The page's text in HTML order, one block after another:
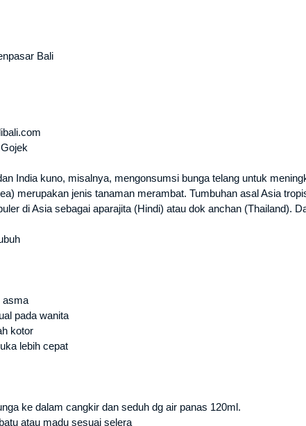
Bali
India kuno, misalnya, mengonsumsi bunga telang untuk
merupakan jenis tanaman merambat. Tumbuhan asal Asia
di Asia sebagai aparajita (Hindi) atau dok anchan (Thailand).
asma
pada wanita
kotor
lebih cepat
ke dalam cangkir dan seduh dg air panas 120ml.
atau madu sesuai selera